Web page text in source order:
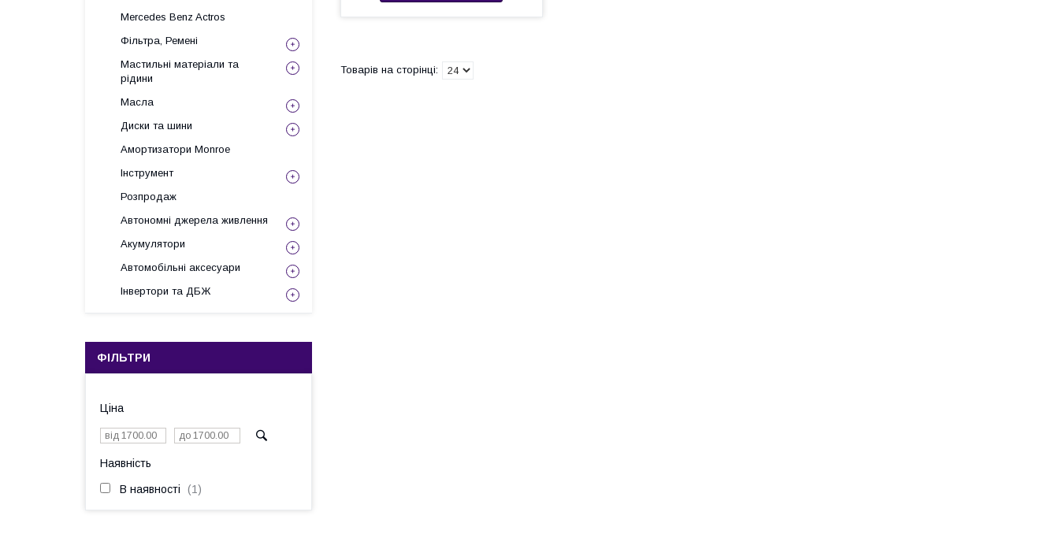
Mercedes Benz Actros
Фільтра, Ремені
Мастильні матеріали та
рідини
Масла
Диски та шини
Амортизатори Monroe
Інструмент
Розпродаж
Автономні джерела живлення
Акумулятори
Автомобільні аксесуари
Інвертори та ДБЖ
ФІЛЬТРИ
Ціна
Наявність
В наявності 1